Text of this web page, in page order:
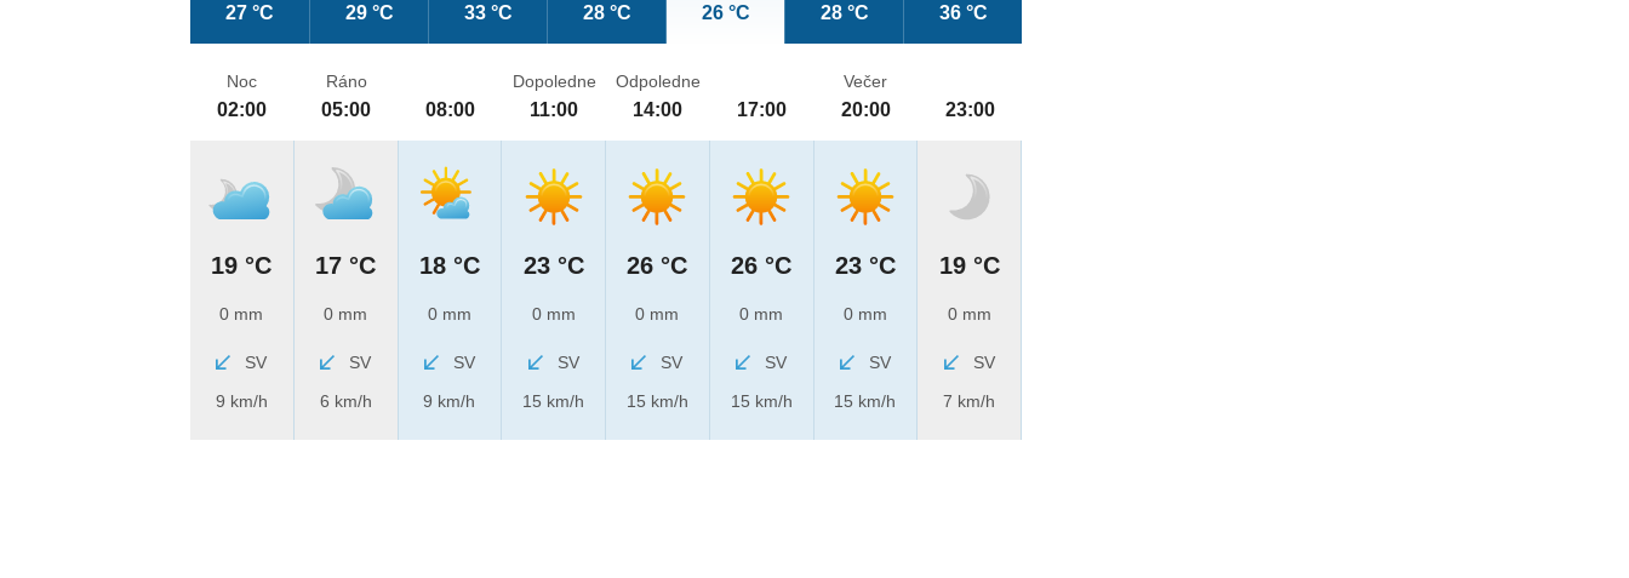
27 °C 29 °C 33 °C 28 °C 26 °C 28 °C 36 °C
Noc
02:00
19 °C
0 mm
SV
9 km/h
Ráno
05:00
17 °C
0 mm
SV
6 km/h
08:00
18 °C
0 mm
SV
9 km/h
Dopoledne
11:00
23 °C
0 mm
SV
15 km/h
Odpoledne
14:00
26 °C
0 mm
SV
15 km/h
17:00
26 °C
0 mm
SV
15 km/h
Večer
20:00
23 °C
0 mm
SV
15 km/h
23:00
19 °C
0 mm
SV
7 km/h